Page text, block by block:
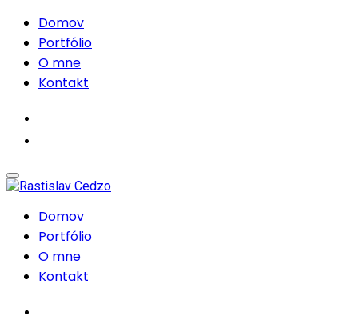
Domov
Portfólio
O mne
Kontakt
Domov
Portfólio
O mne
Kontakt